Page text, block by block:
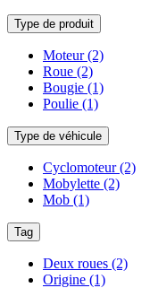
Type de produit
Moteur(2)
Roue (2)
Bougie (1)
Poulie (1)
Type de véhicule
Cyclomoteur(2)
Mobylette (2)
Mob (1)
Tag
Deux roues (2)
Origine (1)